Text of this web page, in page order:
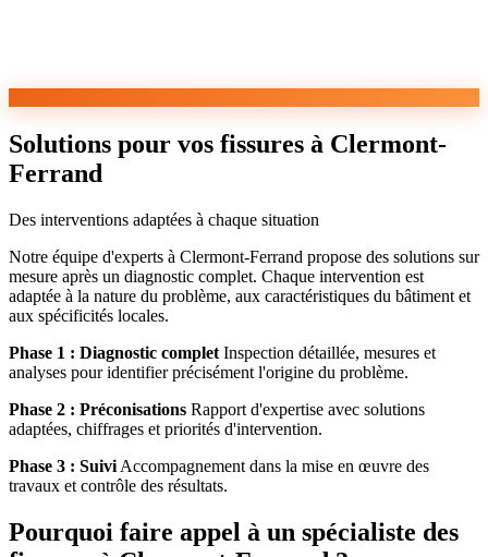
Solutions pour vos fissures à Clermont-
Ferrand
Des interventions adaptées à chaque situation
Notre équipe d'experts à Clermont-Ferrand propose des solutions sur
mesure après un diagnostic complet. Chaque intervention est
adaptée à la nature du problème, aux caractéristiques du bâtiment et
aux spécificités locales.
Phase 1 : Diagnostic complet Inspection détaillée, mesures et
analyses pour identifier précisément l'origine du problème.
Phase 2 : Préconisations Rapport d'expertise avec solutions
adaptées, chiffrages et priorités d'intervention.
Phase 3 : Suivi Accompagnement dans la mise en œuvre des
travaux et contrôle des résultats.
Pourquoi faire appel à un spécialiste des